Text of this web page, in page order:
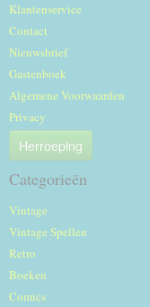
Klantenservice
Contact
Nieuwsbrief
Gastenboek
Algemene Voorwaarden
Privacy
Herroeping
Categorieën
Vintage
Vintage Spellen
Retro
Boeken
Comics